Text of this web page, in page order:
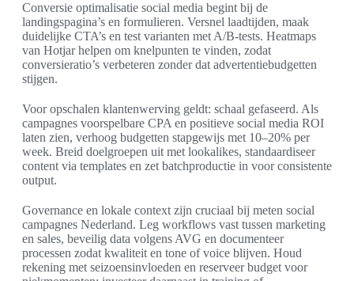
Conversie optimalisatie social media begint bij de
landingspagina’s en formulieren. Versnel laadtijden, maak
duidelijke CTA’s en test varianten met A/B-tests. Heatmaps
van Hotjar helpen om knelpunten te vinden, zodat
conversieratio’s verbeteren zonder dat advertentiebudgetten
stijgen.
Voor opschalen klantenwerving geldt: schaal gefaseerd. Als
campagnes voorspelbare CPA en positieve social media ROI
laten zien, verhoog budgetten stapgewijs met 10–20% per
week. Breid doelgroepen uit met lookalikes, standaardiseer
content via templates en zet batchproductie in voor consistente
output.
Governance en lokale context zijn cruciaal bij meten social
campagnes Nederland. Leg workflows vast tussen marketing
en sales, beveilig data volgens AVG en documenteer
processen zodat kwaliteit en tone of voice blijven. Houd
rekening met seizoensinvloeden en reserveer budget voor